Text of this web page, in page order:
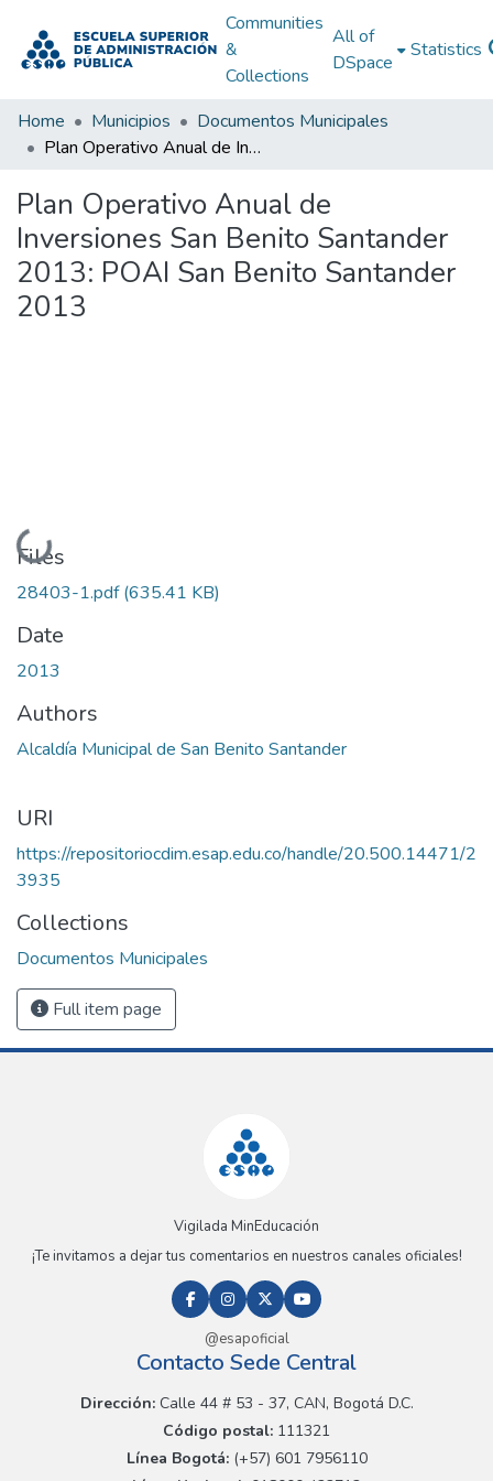
Communities
&
Collections
All of
DSpace
Statistics
Home Municipios
Documentos Municipales
Plan Operativo Anual de Inversiones San Benito Santander 2013: POAI San Benito Santander 2013
Plan Operativo Anual de
Inversiones San Benito Santander
2013: POAI San Benito Santander
2013
Loading...
Files
28403-1.pdf(635.41 KB)
Date
2013
Authors
Alcaldía Municipal de San Benito Santander
URI
https://repositoriocdim.esap.edu.co/handle/20.500.14471/2
3935
Collections
Documentos Municipales
Full item page
Vigilada MinEducación
¡Te invitamos a dejar tus comentarios en nuestros canales oficiales!
@esapoficial
Contacto Sede Central
Dirección:Calle 44 # 53 - 37, CAN, Bogotá D.C.
Código postal: 111321
Línea Bogotá:(+57) 601 7956110